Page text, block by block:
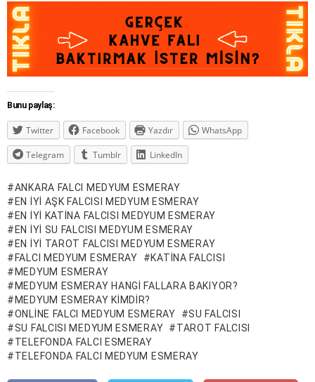
Bunu paylaş:
Twitter Facebook Yazdır WhatsApp
Telegram Tumblr LinkedIn
ANKARA FALCI MEDYUM ESMERAY
EN IYI AŞK FALCISI MEDYUM ESMERAY
EN IYI KATINA FALCISI MEDYUM ESMERAY
EN IYI SU FALCISI MEDYUM ESMERAY
EN IYI TAROT FALCISI MEDYUM ESMERAY
FALCI MEDYUM ESMERAY
KATINA FALCISI
MEDYUM ESMERAY
MEDYUM ESMERAY HANGI FALLARA BAKIYOR?
MEDYUM ESMERAY KIMDIR?
ONLINE FALCI MEDYUM ESMERAY
SU FALCISI
SU FALCISI MEDYUM ESMERAY
TAROT FALCISI
TELEFONDA FALCI ESMERAY
TELEFONDA FALCI MEDYUM ESMERAY